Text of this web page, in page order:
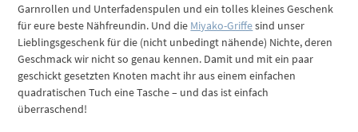
Garnrollen und Unterfadenspulen und ein tolles kleines Geschenk
für eure beste Nähfreundin. Und die Miyako-Griffesind unser
Lieblingsgeschenk für die (nicht unbedingt nähende) Nichte, deren
Geschmack wir nicht so genau kennen. Damit und mit ein paar
geschickt gesetzten Knoten macht ihr aus einem einfachen
quadratischen Tuch eine Tasche – und das ist einfach
überraschend!